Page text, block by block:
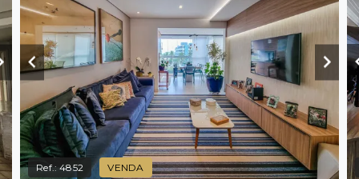
Ref.:4852 VENDA